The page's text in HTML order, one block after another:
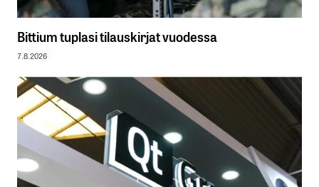
Bittium tuplasi tilauskirjat vuodessa
7.8.2026